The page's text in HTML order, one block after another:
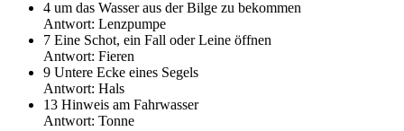
4 um das Wasser aus der Bilge zu bekommen
Antwort: Lenzpumpe
7 Eine Schot, ein Fall oder Leine öffnen
Antwort: Fieren
9 Untere Ecke eines Segels
Antwort: Hals
13 Hinweis am Fahrwasser
Antwort: Tonne